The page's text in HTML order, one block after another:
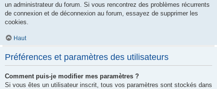
un administrateur du forum. Si vous rencontrez des problèmes récurrents
de connexion et de déconnexion au forum, essayez de supprimer les
cookies.
Haut
Préférences et paramètres des utilisateurs
Comment puis-je modifier mes paramètres ?
Si vous êtes un utilisateur inscrit, tous vos paramètres sont stockés dans